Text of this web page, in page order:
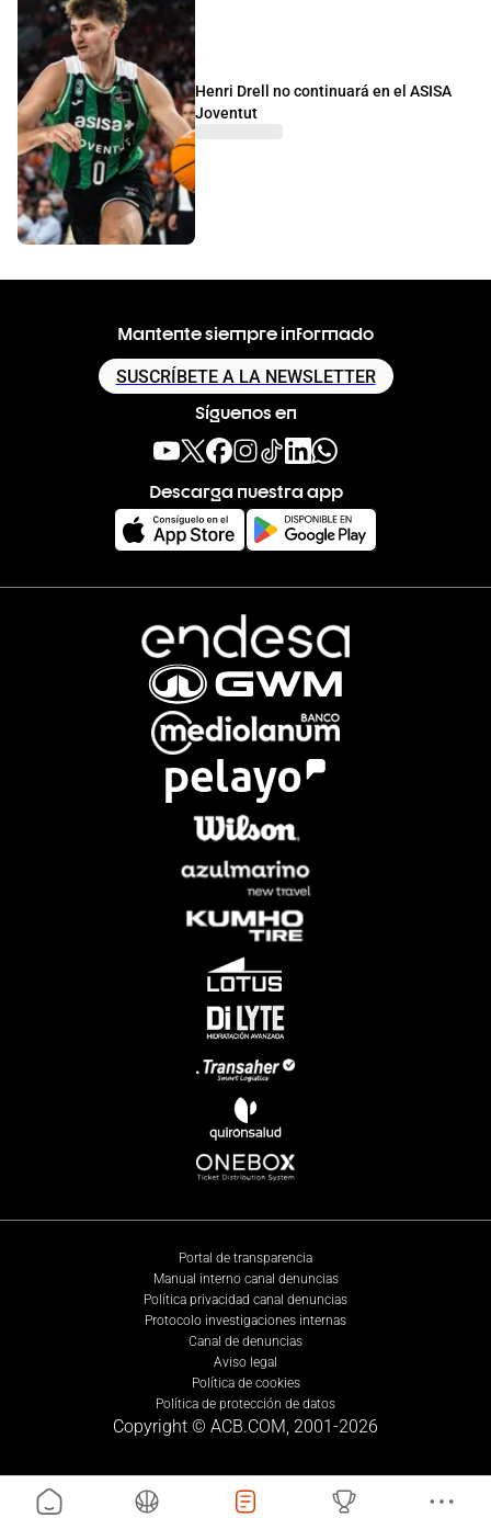
Henri Drell no continuará en el ASISA
Joventut
Mantente siempre informado
SUSCRÍBETE A LA NEWSLETTER
Síguenos en
Descarga nuestra app
Portal de transparencia
Manual interno canal denuncias
Política privacidad canal denuncias
Protocolo investigaciones internas
Canal de denuncias
Aviso legal
Política de cookies
Política de protección de datos
Copyright © ACB.COM, 2001-2026